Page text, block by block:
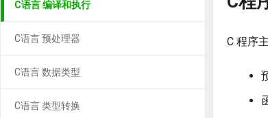
C 程序
C语言 编译和执行
C语言 预处理器
C语言 数据类型
C语言 类型转换